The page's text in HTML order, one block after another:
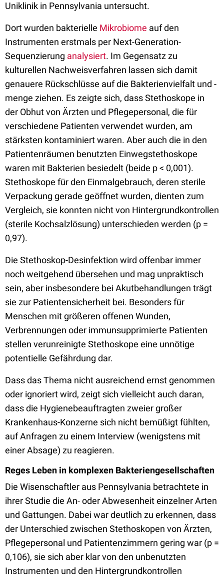
Uniklinik in Pennsylvania untersucht.
Dort wurden bakterielle Mikrobiome auf den
Instrumenten erstmals per Next-Generation-
Sequenzierung analysiert. Im Gegensatz zu
kulturellen Nachweisverfahren lassen sich damit
genauere Rückschlüsse auf die Bakterienvielfalt und -
menge ziehen. Es zeigte sich, dass Stethoskope in
der Obhut von Ärzten und Pflegepersonal, die für
verschiedene Patienten verwendet wurden, am
stärksten kontaminiert waren. Aber auch die in den
Patientenräumen benutzten Einwegstethoskope
waren mit Bakterien besiedelt (beide p < 0,001).
Stethoskope für den Einmalgebrauch, deren sterile
Verpackung gerade geöffnet wurden, dienten zum
Vergleich, sie konnten nicht von Hintergrundkontrollen
(sterile Kochsalzlösung) unterschieden werden (p =
0,97).
Die Stethoskop-Desinfektion wird offenbar immer
noch weitgehend übersehen und mag unpraktisch
sein, aber insbesondere bei Akutbehandlungen trägt
sie zur Patientensicherheit bei. Besonders für
Menschen mit größeren offenen Wunden,
Verbrennungen oder immunsupprimierte Patienten
stellen verunreinigte Stethoskope eine unnötige
potentielle Gefährdung dar.
Dass das Thema nicht ausreichend ernst genommen
oder ignoriert wird, zeigt sich vielleicht auch daran,
dass die Hygienebeauftragten zweier großer
Krankenhaus-Konzerne sich nicht bemüßigt fühlten,
auf Anfragen zu einem Interview (wenigstens mit
einer Absage) zu reagieren.
Reges Leben in komplexen Bakteriengesellschaften
Die Wisenschaftler aus Pennsylvania betrachtete in
ihrer Studie die An- oder Abwesenheit einzelner Arten
und Gattungen. Dabei war deutlich zu erkennen, dass
der Unterschied zwischen Stethoskopen von Ärzten,
Pflegepersonal und Patientenzimmern gering war (p =
0,106), sie sich aber klar von den unbenutzten
Instrumenten und den Hintergrundkontrollen